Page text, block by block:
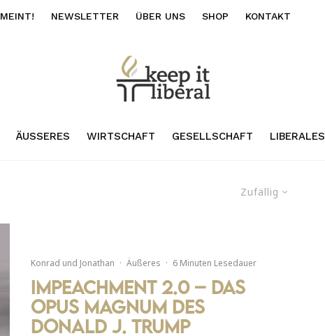
MEINT! NEWSLETTER ÜBER UNS SHOP KONTAKT
ÄUSSERES WIRTSCHAFT GESELLSCHAFT LIBERALES
Zufällig
Konrad und Jonathan · Äußeres · 6 Minuten Lesedauer
Impeachment 2.0 – Das
Opus Magnum des
Donald J. Trump